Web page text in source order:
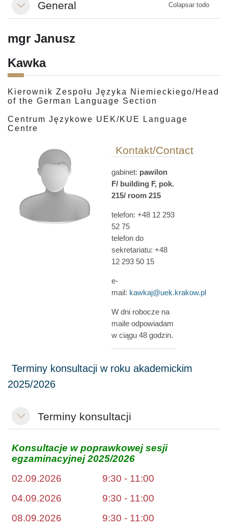
ColapsarGeneral Colapsar todo
mgr Janusz
Kawka
Kierownik Zespołu Języka Niemieckiego/Head
of the German Language Section
Centrum Językowe UEK/KUE Language
Centre
Kontakt/Contact
gabinet: pawilon
F/ building F, pok.
215/ room 215
telefon: +48 12 293
52 75
telefon do
sekretariatu: +48
12 293 50 15
e-
mail: kawkaj@uek.krakow.pl
W dni robocze na
maile odpowiadam
w ciągu 48 godzin.
ColapsarTerminy konsultacji
Konsultacje w poprawkowej sesji
egzaminacyjnej 2025/2026
02.09.2026 9:30 - 11:00
04.09.2026 9:30 - 11:00
08.09.2026 9:30 - 11:00